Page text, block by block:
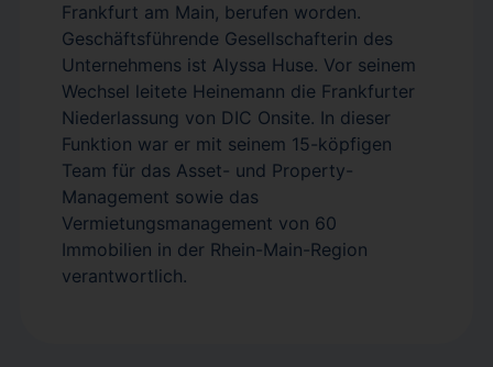
Frankfurt am Main, berufen worden.
Geschäftsführende Gesellschafterin des
Unternehmens ist Alyssa Huse. Vor seinem
Wechsel leitete Heinemann die Frankfurter
Niederlassung von DIC Onsite. In dieser
Funktion war er mit seinem 15-köpfigen
Team für das Asset- und Property-
Management sowie das
Vermietungsmanagement von 60
Immobilien in der Rhein-Main-Region
verantwortlich.